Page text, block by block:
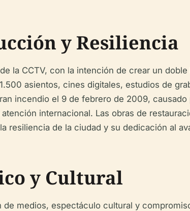
y Resiliencia
la CCTV, con la intención de crear un
asientos, cines digitales, estudios de
incendio el 9 de febrero de 2009,
internacional. Las obras de
resiliencia de la ciudad y su dedicación al
y Cultural
medios, espectáculo cultural y